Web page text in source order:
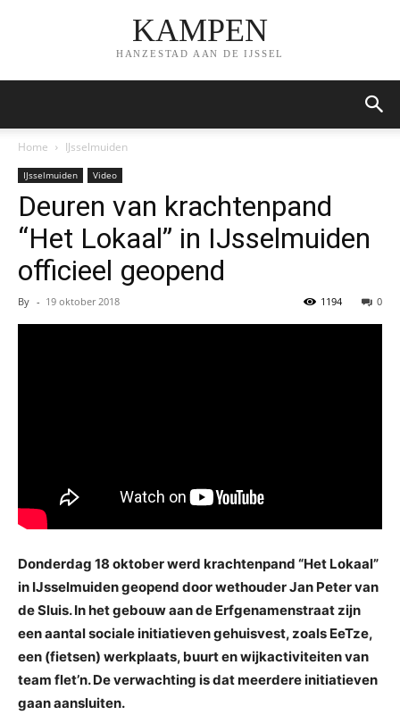
KAMPEN
HANZESTAD AAN DE IJSSEL
Home IJsselmuiden
IJsselmuiden Video
Deuren van krachtenpand
“Het Lokaal” in IJsselmuiden
officieel geopend
By - 19 oktober 2018 0
1194
Donderdag 18 oktober werd krachtenpand “Het Lokaal”
in IJsselmuiden geopend door wethouder Jan Peter van
de Sluis. In het gebouw aan de Erfgenamenstraat zijn
een aantal sociale initiatieven gehuisvest, zoals EeTze,
een (fietsen) werkplaats, buurt en wijkactiviteiten van
team flet’n. De verwachting is dat meerdere initiatieven
gaan aansluiten.